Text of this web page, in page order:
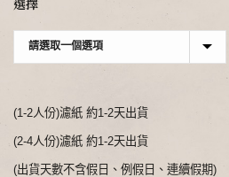
選擇
(1-2人份)濾紙 約1-2天出貨
(2-4人份)濾紙 約1-2天出貨
(出貨天數不含假日、例假日、連續假期)